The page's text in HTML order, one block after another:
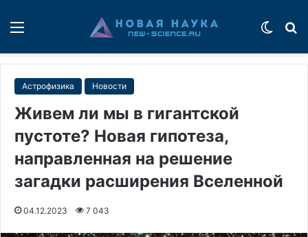
Астрофизика Новости
Живем ли мы в гигантской
пустоте? Новая гипотеза,
направленная на решение
загадки расширения Вселенной
04.12.2023 7 043